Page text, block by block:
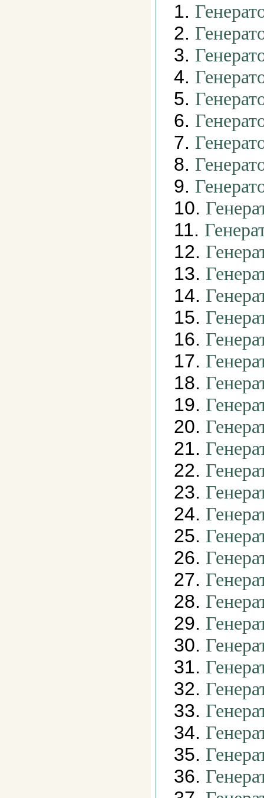
1.
2.
3.
4.
5.
6.
7.
8.
9.
10.
11.
12.
13.
14.
15.
16.
17.
18.
19.
20.
21.
22.
23.
24.
25.
26.
27.
28.
29.
30.
31.
32.
33.
34.
35.
36.